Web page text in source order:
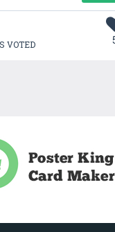
VOTED